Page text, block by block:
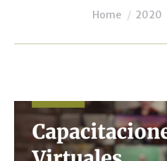
You are here:
Home 2020